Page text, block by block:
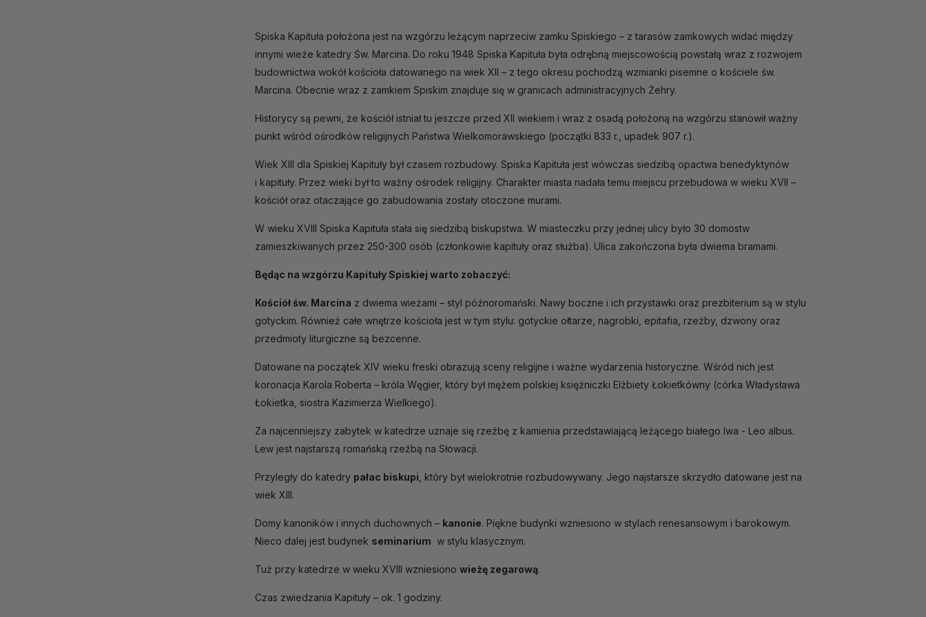
Spiska Kapituła położona jest na wzgórzu leżącym naprzeciw zamku Spiskiego – z tarasów zamkowych widać między
innymi wieże katedry Św. Marcina. Do roku 1948 Spiska Kapituła była odrębną miejscowością powstałą wraz z rozwojem
budownictwa wokół kościoła datowanego na wiek XII – z tego okresu pochodzą wzmianki pisemne o kościele św.
Marcina. Obecnie wraz z zamkiem Spiskim znajduje się w granicach administracyjnych Żehry.
Historycy są pewni, że kościół istniał tu jeszcze przed XII wiekiem i wraz z osadą położoną na wzgórzu stanowił ważny
punkt wśród ośrodków religijnych Państwa Wielkomorawskiego (początki 833 r., upadek 907 r.).
Wiek XIII dla Spiskiej Kapituły był czasem rozbudowy. Spiska Kapituła jest wówczas siedzibą opactwa benedyktynów
i kapituły. Przez wieki był to ważny ośrodek religijny. Charakter miasta nadała temu miejscu przebudowa w wieku XVII –
kościół oraz otaczające go zabudowania zostały otoczone murami.
W wieku XVIII Spiska Kapituła stała się siedzibą biskupstwa. W miasteczku przy jednej ulicy było 30 domostw
zamieszkiwanych przez 250-300 osób (członkowie kapituły oraz służba). Ulica zakończona była dwiema bramami.
Będąc na wzgórzu Kapituły Spiskiej warto zobaczyć:
Kościół św. Marcina z dwiema wieżami – styl późnoromański. Nawy boczne i ich przystawki oraz prezbiterium są w stylu
gotyckim. Również całe wnętrze kościoła jest w tym stylu: gotyckie ołtarze, nagrobki, epitafia, rzeźby, dzwony oraz
przedmioty liturgiczne są bezcenne.
Datowane na początek XIV wieku freski obrazują sceny religijne i ważne wydarzenia historyczne. Wśród nich jest
koronacja Karola Roberta – króla Węgier, który był mężem polskiej księżniczki Elżbiety Łokietkówny (córka Władysława
Łokietka, siostra Kazimierza Wielkiego).
Za najcenniejszy zabytek w katedrze uznaje się rzeźbę z kamienia przedstawiającą leżącego białego lwa - Leo albus.
Lew jest najstarszą romańską rzeźbą na Słowacji.
Przyległy do katedry pałac biskupi , który był wielokrotnie rozbudowywany. Jego najstarsze skrzydło datowane jest na
wiek XIII.
Domy kanoników i innych duchownych – kanonie. Piękne budynki wzniesiono w stylach renesansowym i barokowym.
Nieco dalej jest budynek seminarium w stylu klasycznym.
Tuż przy katedrze w wieku XVIII wzniesionowieżę zegarową.
Czas zwiedzania Kapituły – ok. 1 godziny.